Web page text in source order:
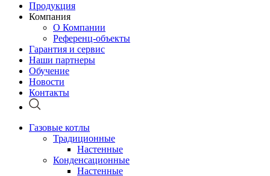
Продукция
Компания
О Компании
Референц-объекты
Гарантия и сервис
Наши партнеры
Обучение
Новости
Контакты
Газовые котлы
Традиционные
Настенные
Конденсационные
Настенные